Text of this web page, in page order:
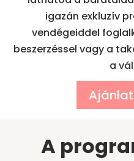
igazán exkluzív
vendégeiddel
beszerzéssel vagy a
a
A